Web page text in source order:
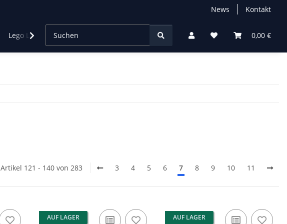
News Kontakt
0,00 €
Lego Led Beleuchtung
Artikel 121 - 140 von 283 3 4 5 6 7 8 9 10 11
AUF LAGER AUF LAGER